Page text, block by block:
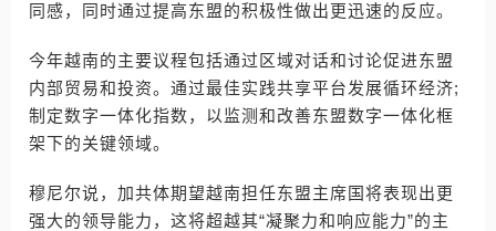
同感，同时通过提高东盟的积极性做出更迅速的反应。
今年越南的主要议程包括通过区域对话和讨论促进东盟
内部贸易和投资。通过最佳实践共享平台发展循环经济;
制定数字一体化指数，以监测和改善东盟数字一体化框
架下的关键领域。
穆尼尔说，加共体期望越南担任东盟主席国将表现出更
强大的领导能力，这将超越其“凝聚力和响应能力”的主